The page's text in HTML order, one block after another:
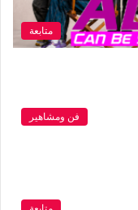
متابعة
فن ومشاهير